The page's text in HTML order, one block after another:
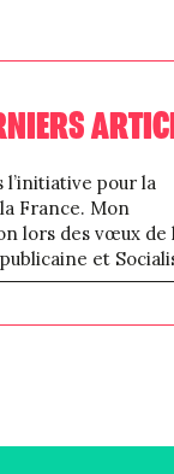
l’initiative pour la
France. Mon
lors des vœux de
et